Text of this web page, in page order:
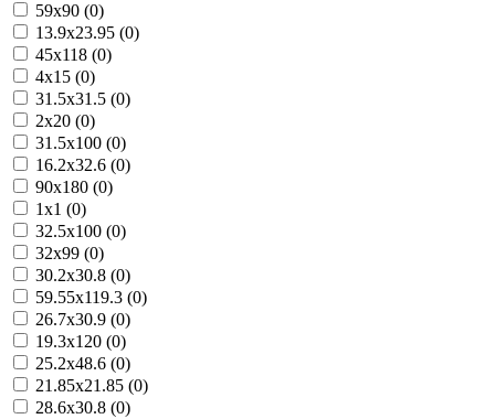
59x90 (0)
13.9x23.95 (0)
45x118 (0)
4x15 (0)
31.5x31.5 (0)
2x20 (0)
31.5x100 (0)
16.2x32.6 (0)
90x180 (0)
1x1 (0)
32.5x100 (0)
32x99 (0)
30.2x30.8 (0)
59.55x119.3 (0)
26.7x30.9 (0)
19.3x120 (0)
25.2x48.6 (0)
21.85x21.85 (0)
28.6x30.8 (0)